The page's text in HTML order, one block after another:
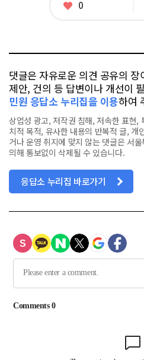
좋
0
댓글은 자유로운 의견 공유의
제안, 건의 등 답변이나 개선이
민원 응답소 누리집을 이용하여
상업성 광고, 저작권 침해, 저속한 표현,
치적 목적, 유사한 내용의 반복적 글, 개
거나 운영 취지에 맞지 않는 댓글은 서
의해 통보없이 삭제될 수 있습니다.
응답소 누리집 바로가기